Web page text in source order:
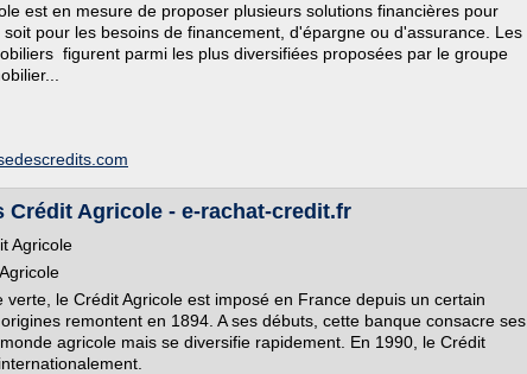
est en mesure de proposer plusieurs solutions financières pour
pour les besoins de financement, d'épargne ou d'assurance. Les
figurent parmi les plus diversifiées proposées par le groupe
Crédit Agricole - e-rachat-credit.fr
Agricole
verte, le Crédit Agricole est imposé en France depuis un certain
remontent en 1894. A ses débuts, cette banque consacre ses
agricole mais se diversifie rapidement. En 1990, le Crédit